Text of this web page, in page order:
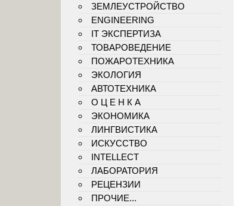
ЗЕМЛЕУСТРОЙСТВО
ENGINEERING
IT ЭКСПЕРТИЗА
ТОВАРОВЕДЕНИЕ
ПОЖАРОТЕХНИКА
ЭКОЛОГИЯ
АВТОТЕХНИКА
О Ц Е Н К А
ЭКОНОМИКА
ЛИНГВИСТИКА
ИСКУССТВО
INTELLECT
ЛАБОРАТОРИЯ
РЕЦЕНЗИИ
ПРОЧИЕ...